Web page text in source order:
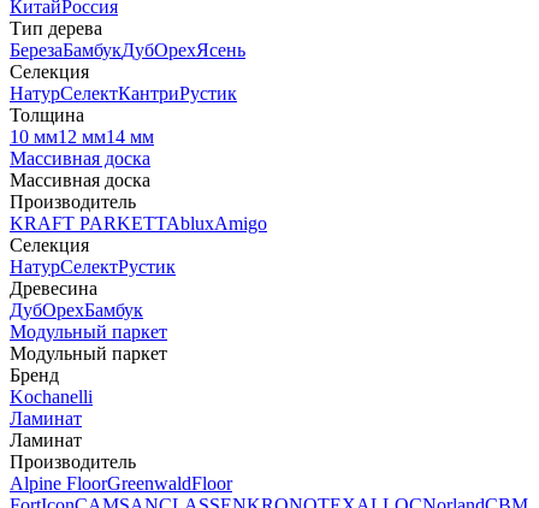
КитайРоссия
Тип дерева
БерезаБамбукДубОрехЯсень
Селекция
НатурСелектКантриРустик
Толщина
10 мм12 мм14 мм
Массивная доска
Массивная доска
Производитель
KRAFT PARKETTAbluxAmigo
Селекция
НатурСелектРустик
Древесина
ДубОрехБамбук
Модульный паркет
Модульный паркет
Бренд
Kochanelli
Ламинат
Ламинат
Производитель
Alpine FloorGreenwaldFloor